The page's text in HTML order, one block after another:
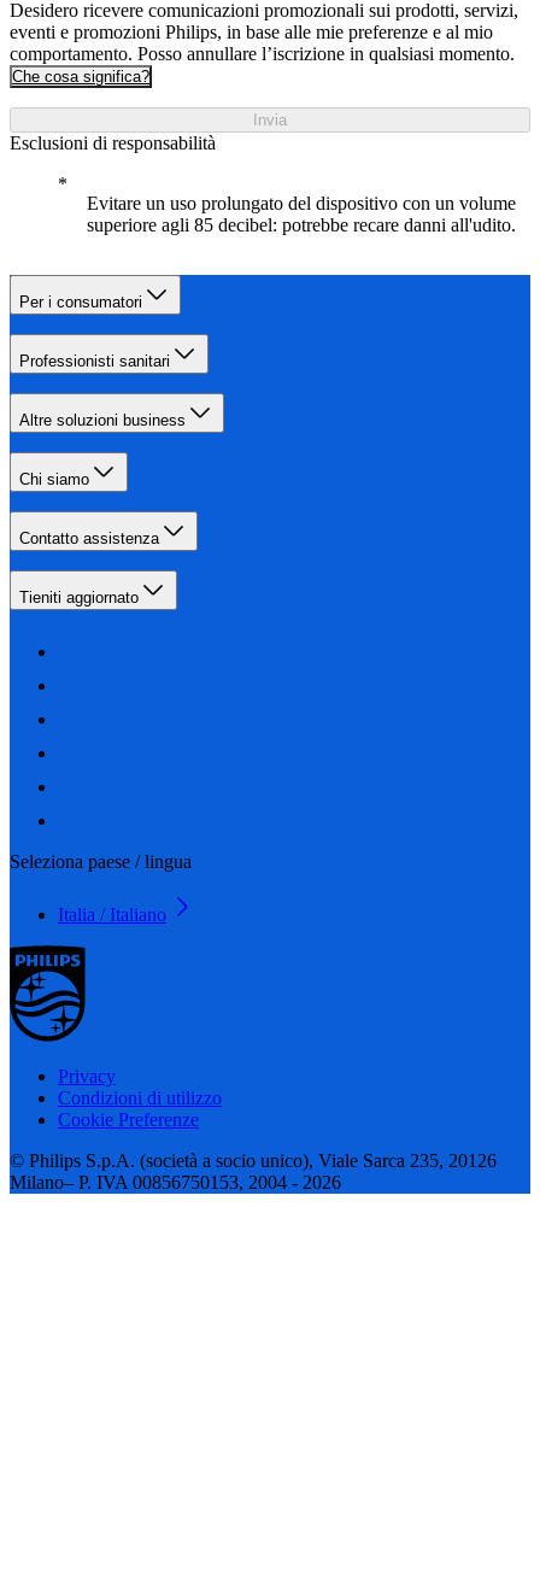
Desidero ricevere comunicazioni promozionali sui prodotti, servizi,
eventi e promozioni Philips, in base alle mie preferenze e al mio
comportamento. Posso annullare l’iscrizione in qualsiasi momento.
Che cosa significa?
Invia
Esclusioni di responsabilità
Evitare un uso prolungato del dispositivo con un volume
superiore agli 85 decibel: potrebbe recare danni all'udito.
Per i consumatori
Professionisti sanitari
Altre soluzioni business
Chi siamo
Contatto assistenza
Tieniti aggiornato
Seleziona paese / lingua
Italia / Italiano
Privacy
Condizioni di utilizzo
Cookie Preferenze
© Philips S.p.A. (società a socio unico), Viale Sarca 235, 20126
Milano– P. IVA 00856750153, 2004 - 2026